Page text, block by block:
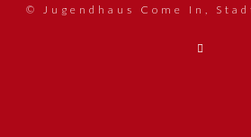
© Jugendhaus Come In,